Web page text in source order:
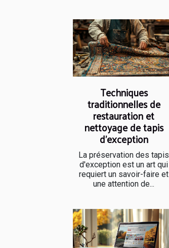
Techniques
traditionnelles de
restauration et
nettoyage de tapis
d'exception
La préservation des tapis
d'exception est un art qui
requiert un savoir-faire et
une attention de...